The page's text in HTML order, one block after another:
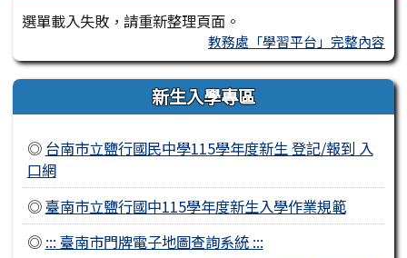
選單載入失敗，請重新整理頁面。
教務處「學習平台」完整內容
新生入學專區
◎ 台南市立鹽行國民中學115學年度新生 登記/報到 入
口網
◎臺南市立鹽行國中115學年度新生入學作業規範
◎ ::: 臺南市門牌電子地圖查詢系統 :::